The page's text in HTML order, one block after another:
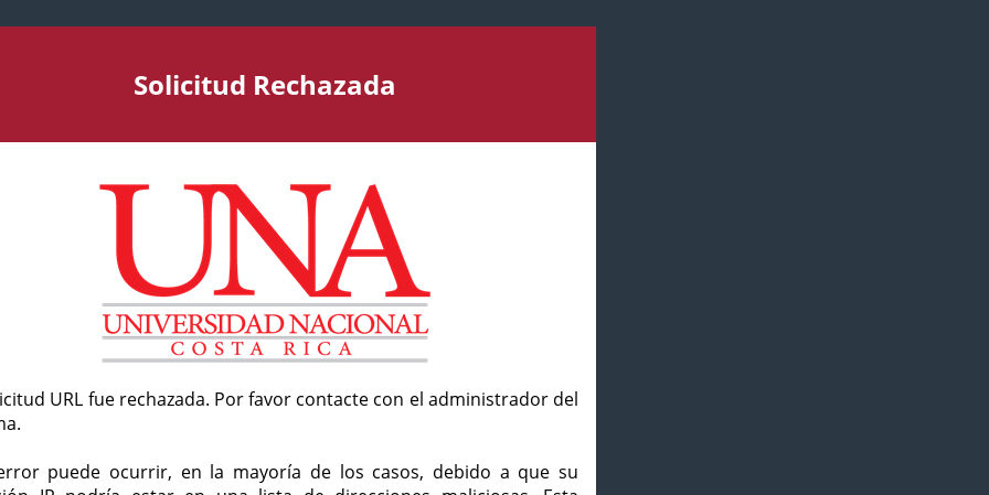
Solicitud Rechazada
URL fue rechazada. Por favor contacte con el administrador del
puede ocurrir, en la mayoría de los casos, debido a que su